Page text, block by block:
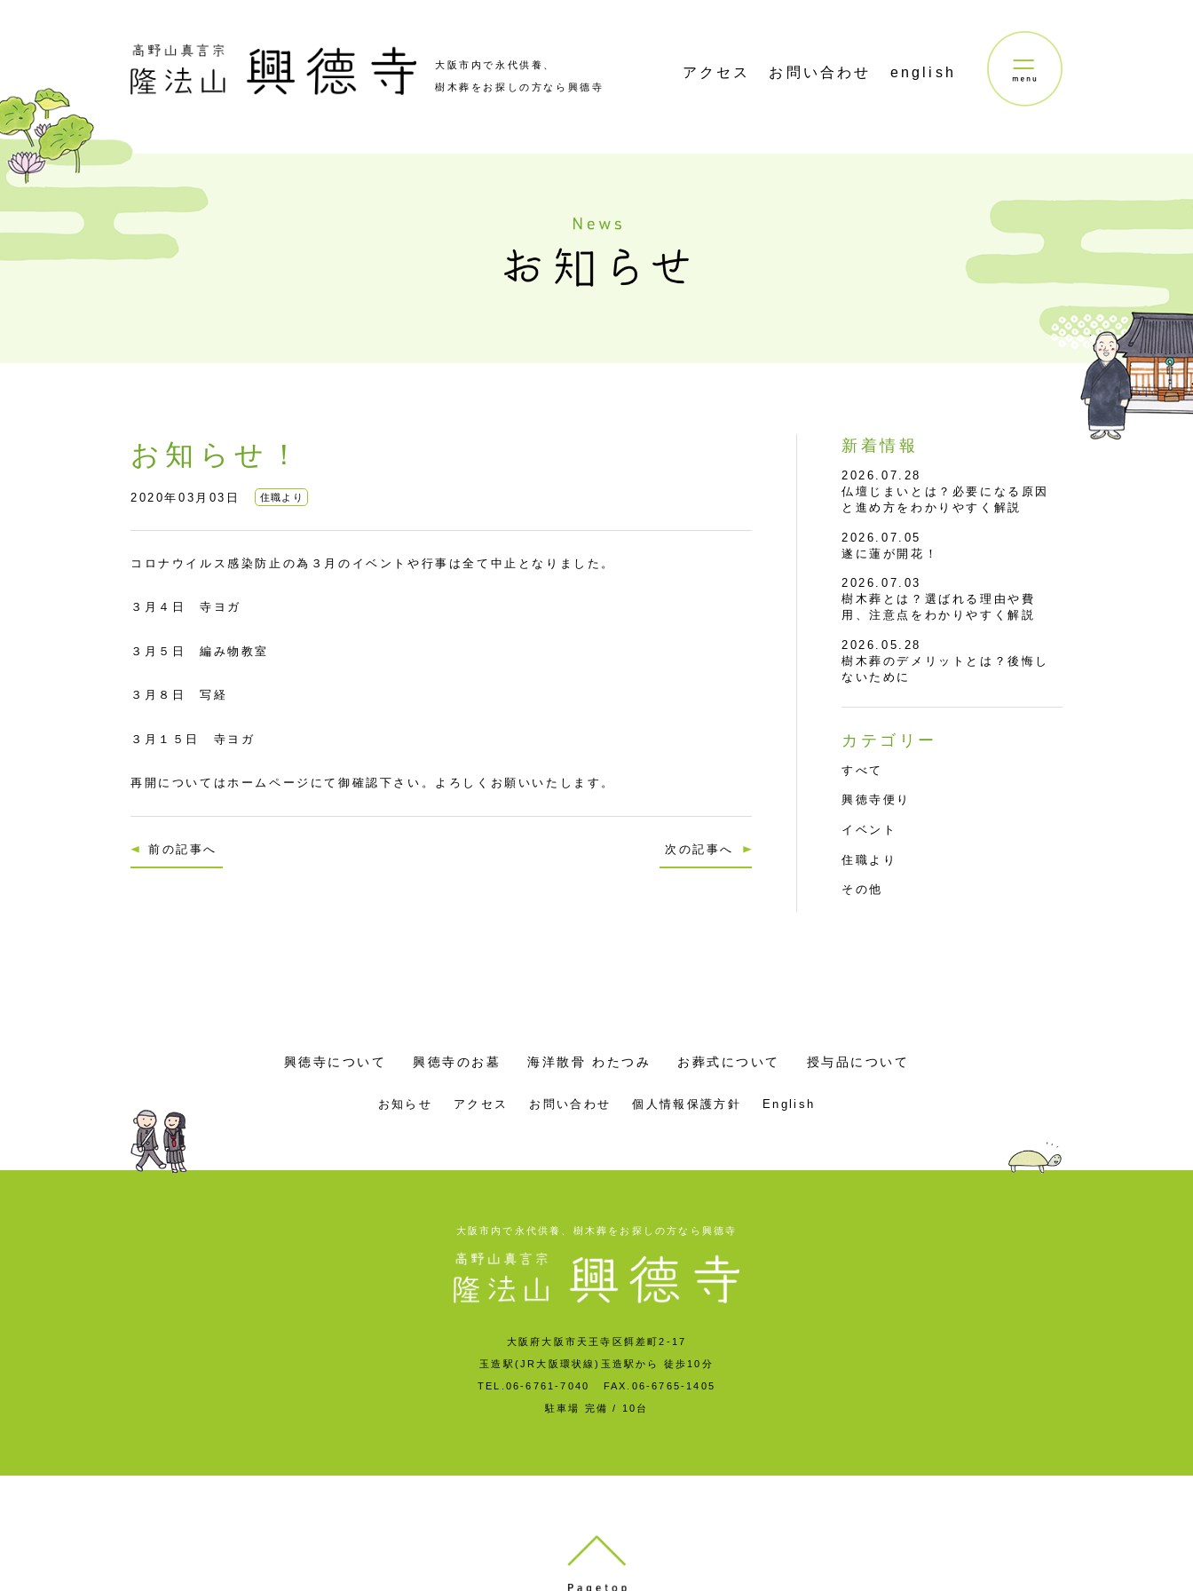
大阪市内で永代供養、
樹木葬をお探しの方なら興德寺
アクセス お問い合わせ english
お知らせ！
2020年03月03日 住職より
コロナウイルス感染防止の為３月のイベントや行事は全て中止となりました。
３月４日 寺ヨガ
３月５日 編み物教室
３月８日 写経
３月１５日 寺ヨガ
再開についてはホームページにて御確認下さい。よろしくお願いいたします。
前の記事へ 次の記事へ
新着情報
2026.07.28
仏壇じまいとは？必要になる原因
と進め方をわかりやすく解説
2026.07.05
遂に蓮が開花！
2026.07.03
樹木葬とは？選ばれる理由や費
用、注意点をわかりやすく解説
2026.05.28
樹木葬のデメリットとは？後悔し
ないために
カテゴリー
すべて
興徳寺便り
イベント
住職より
その他
興徳寺について 興徳寺のお墓 海洋散骨 わたつみ お葬式について 授与品について
お知らせ アクセス お問い合わせ 個人情報保護方針 English
大阪市内で永代供養、樹木葬をお探しの方なら興德寺
大阪府大阪市天王寺区餌差町2-17
玉造駅(JR大阪環状線)玉造駅から 徒歩10分
TEL.06-6761-7040 FAX.06-6765-1405
駐車場 完備 / 10台